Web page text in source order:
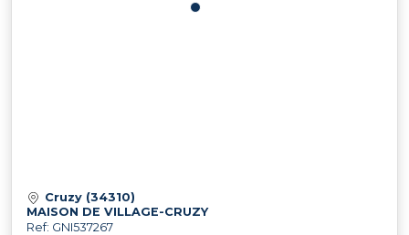
Cruzy (34310)
MAISON DE VILLAGE-CRUZY
Ref: GNI537267